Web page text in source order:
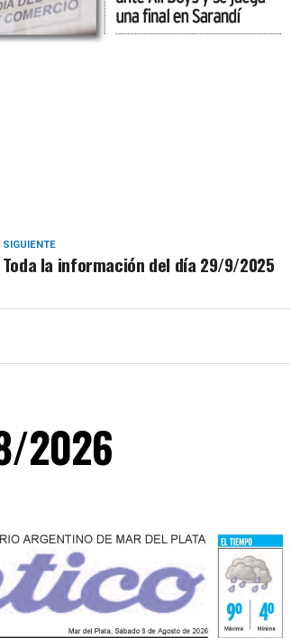
SIGUIENTE
Toda la información del día 29/9/2025
2026